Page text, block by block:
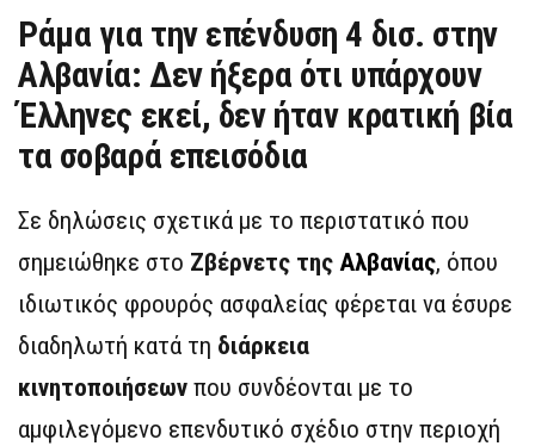
Ράμα για την επένδυση 4 δισ. στην
Αλβανία: Δεν ήξερα ότι υπάρχουν
Έλληνες εκεί, δεν ήταν κρατική βία
τα σοβαρά επεισόδια
Σε δηλώσεις σχετικά με το περιστατικό που
σημειώθηκε στο Ζβέρνετς της Αλβανίας, όπου
ιδιωτικός φρουρός ασφαλείας φέρεται να έσυρε
διαδηλωτή κατά τη διάρκεια
κινητοποιήσεων που συνδέονται με το
αμφιλεγόμενο επενδυτικό σχέδιο στην περιοχή